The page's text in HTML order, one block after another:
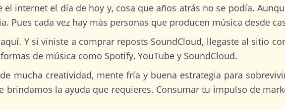
internet el día de hoy y, cosa que años atrás no se podía.
Pues cada vez hay más personas que producen música desde
Y si viniste a comprar reposts SoundCloud, llegaste al sitio
de música como Spotify, YouTube y SoundCloud.
mucha creatividad, mente fría y buena estrategia para
brindamos la ayuda que requieres. Consumar tu impulso de